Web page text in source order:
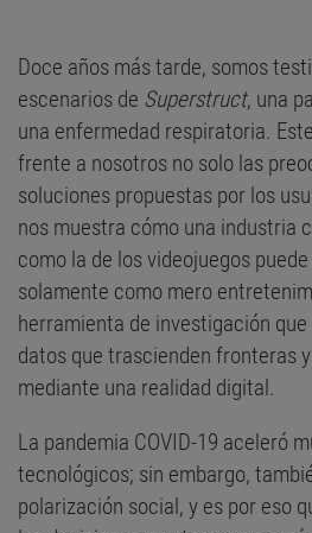
Doce años más tarde, somos
escenarios de Superstruct, una
una enfermedad respiratoria.
frente a nosotros no solo las
soluciones propuestas por los
nos muestra cómo una industria
como la de los videojuegos
solamente como mero
herramienta de investigación
datos que trascienden fronteras
mediante una realidad digital.
La pandemia COVID-19 aceleró
tecnológicos; sin embargo,
polarización social, y es por eso